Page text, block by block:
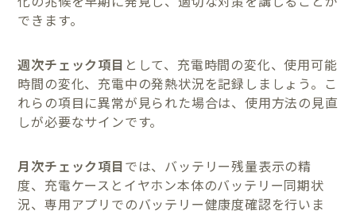
できます。
週次チェック項目 として、充電時間の変化、使用可能
時間の変化、充電中の発熱状況を記録しましょう。こ
れらの項目に異常が見られた場合は、使用方法の見直
しが必要なサインです。
月次チェック項目では、バッテリー残量表示の精
度、充電ケースとイヤホン本体のバッテリー同期状
況、専用アプリでのバッテリー健康度確認を行いま